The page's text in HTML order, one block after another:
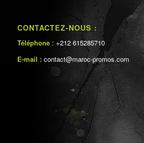
CONTACTEZ-NOUS :
Téléphone : +212 615285710
E-mail : contact@maroc-promos.com